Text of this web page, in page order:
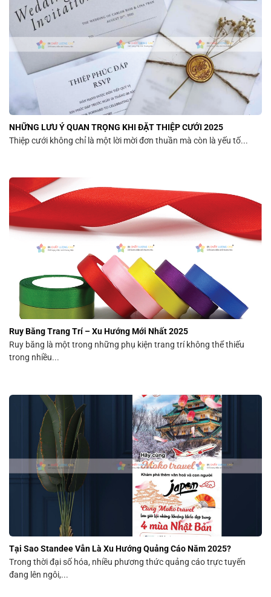
NHỮNG LƯU Ý QUAN TRỌNG KHI ĐẶT THIỆP CƯỚI 2025
Thiệp cưới không chỉ là một lời mời đơn thuần mà còn là yếu tố...
Ruy Băng Trang Trí – Xu Hướng Mới Nhất 2025
Ruy băng là một trong những phụ kiện trang trí không thể thiếu
trong nhiều...
Tại Sao Standee Vẫn Là Xu Hướng Quảng Cáo Năm 2025?
Trong thời đại số hóa, nhiều phương thức quảng cáo trực tuyến
đang lên ngôi,...